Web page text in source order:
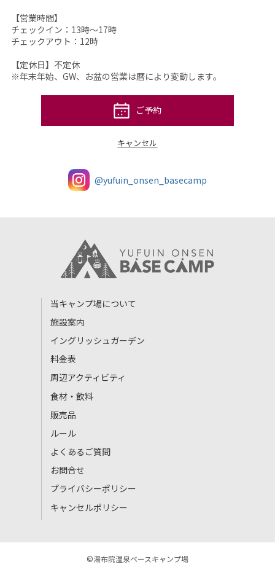
【営業時間】
チェックイン：13時～17時
チェックアウト：12時
【定休日】不定休
※年末年始、GW、お盆の営業は暦により変動します。
ご予約
キャンセル
@yufuin_onsen_basecamp
当キャンプ場について
施設案内
イングリッシュガーデン
料金表
周辺アクティビティ
食材・飲料
販売品
ルール
よくあるご質問
お問合せ
プライバシーポリシー
キャンセルポリシー
©湯布院温泉ベースキャンプ場